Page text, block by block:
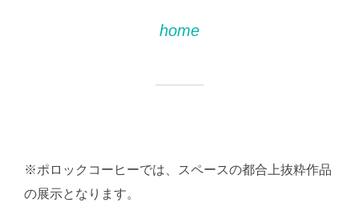
home
※ポロックコーヒーでは、スペースの都合上抜粋作品
の展示となります。